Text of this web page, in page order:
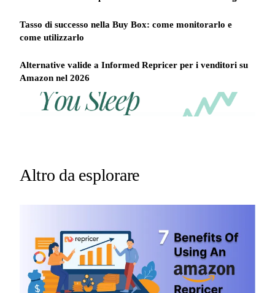
Tasso di successo nella Buy Box: come monitorarlo e
come utilizzarlo
Alternative valide a Informed Repricer per i venditori su
Amazon nel 2026
REPRICER
Win
while
you
Your
Repricer.com
seconds.
Altro da esplorare